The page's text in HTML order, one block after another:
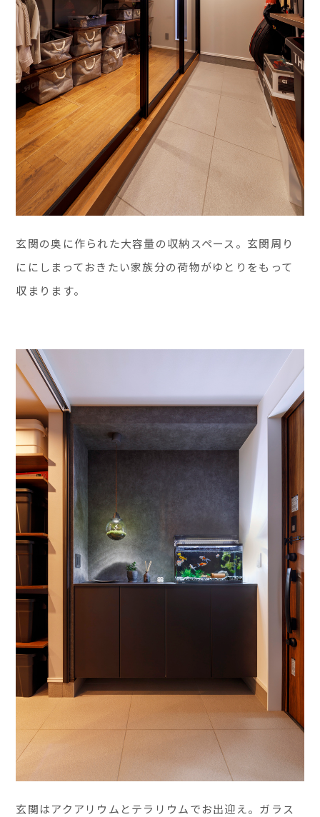
玄関の奥に作られた大容量の収納スペース。玄関周り
ににしまっておきたい家族分の荷物がゆとりをもって
収まります。
玄関はアクアリウムとテラリウムでお出迎え。ガラス